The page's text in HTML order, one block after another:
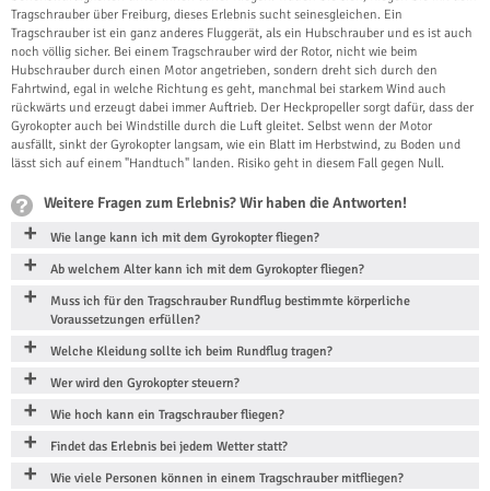
Tragschrauber über Freiburg, dieses Erlebnis sucht seinesgleichen. Ein
Tragschrauber ist ein ganz anderes Fluggerät, als ein Hubschrauber und es ist auch
noch völlig sicher. Bei einem Tragschrauber wird der Rotor, nicht wie beim
Hubschrauber durch einen Motor angetrieben, sondern dreht sich durch den
Fahrtwind, egal in welche Richtung es geht, manchmal bei starkem Wind auch
rückwärts und erzeugt dabei immer Auftrieb. Der Heckpropeller sorgt dafür, dass der
Gyrokopter auch bei Windstille durch die Luft gleitet. Selbst wenn der Motor
ausfällt, sinkt der Gyrokopter langsam, wie ein Blatt im Herbstwind, zu Boden und
lässt sich auf einem "Handtuch" landen. Risiko geht in diesem Fall gegen Null.
Weitere Fragen zum Erlebnis? Wir haben die Antworten!
Wie lange kann ich mit dem Gyrokopter fliegen?
Ab welchem Alter kann ich mit dem Gyrokopter fliegen?
Muss ich für den Tragschrauber Rundflug bestimmte körperliche
Voraussetzungen erfüllen?
Welche Kleidung sollte ich beim Rundflug tragen?
Wer wird den Gyrokopter steuern?
Wie hoch kann ein Tragschrauber fliegen?
Findet das Erlebnis bei jedem Wetter statt?
Wie viele Personen können in einem Tragschrauber mitfliegen?